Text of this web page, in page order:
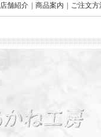
店舗紹介 商品案内 ご注文方